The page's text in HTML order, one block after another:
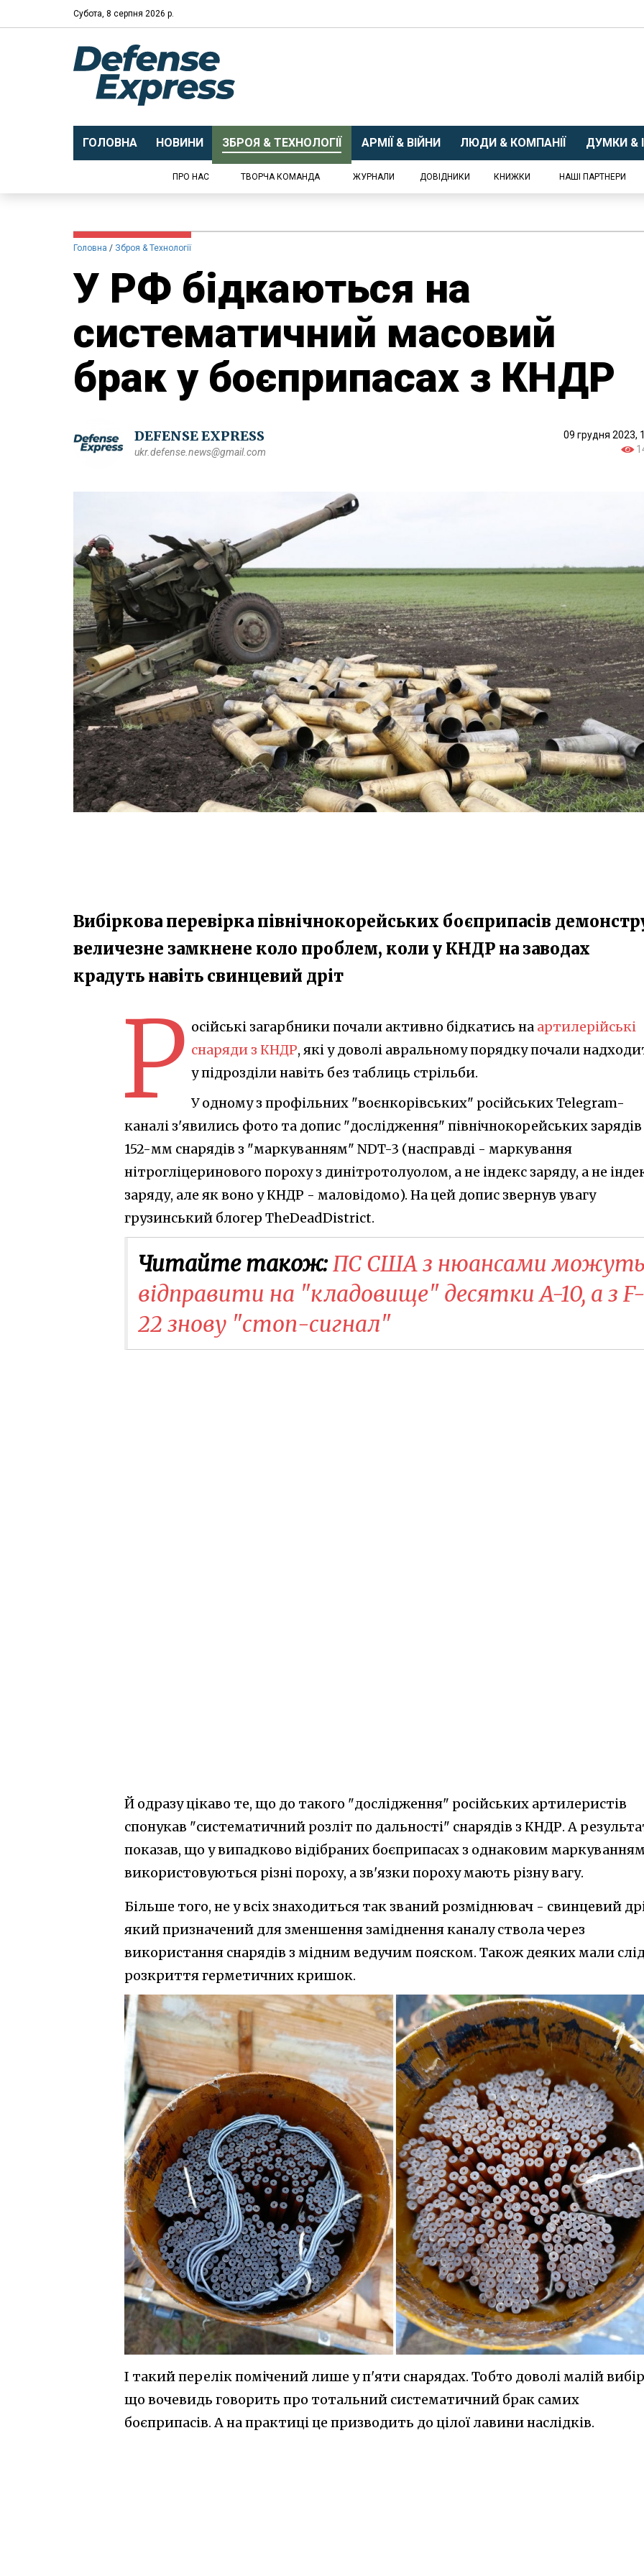
Субота, 8 серпня 2026 р.
ГОЛОВНА НОВИНИ ЗБРОЯ & ТЕХНОЛОГІЇ АРМІЇ & ВІЙНИ ЛЮДИ & КОМПАНІЇ ДУМКИ &
ПРО НАС ТВОРЧА КОМАНДА ЖУРНАЛИ ДОВІДНИКИ КНИЖКИ НАШІ ПАРТНЕРИ
Головна Зброя & Технології
У РФ бідкаються на
систематичний масовий
брак у боєприпасах з КНДР
DEFENSE EXPRESS
ukr.defense.news@gmail.com
09 грудня 2023,
Вибіркова перевірка північнокорейських боєприпасів
величезне замкнене коло проблем, коли у КНДР на заводах
крадуть навіть свинцевий дріт
Р осійські загарбники почали активно бідкатись на артилерійські
снаряди з КНДР, які у доволі авральному порядку почали
у підрозділи навіть без таблиць стрільби.
У одному з профільних "воєнкорівських" російських Telegram-
каналі з'явились фото та допис "дослідження" північнокорейських
152-мм снарядів з "маркуванням" NDT-3 (насправді - маркування
нітрогліцеринового пороху з динітротолуолом, а не індекс заряду, а не
заряду, але як воно у КНДР - маловідомо). На цей допис звернув увагу
грузинський блогер TheDeadDistrict.
Читайте також:ПС США з нюансами
відправити на "кладовище" десятки A-10, а з F-
22 знову "стоп-сигнал"
Й одразу цікаво те, що до такого "дослідження" російських артилеристів
спонукав "систематичний розліт по дальності" снарядів з КНДР. А
показав, що у випадково відібраних боєприпасах з однаковим
використовуються різні пороху, а зв'язки пороху мають різну вагу.
Більше того, не у всіх знаходиться так званий розміднювач - свинцевий
який призначений для зменшення заміднення каналу ствола через
використання снарядів з мідним ведучим пояском. Також деяких мали
розкриття герметичних кришок.
І такий перелік помічений лише у п'яти снарядах. Тобто доволі малій
що вочевидь говорить про тотальний систематичний брак самих
боєприпасів. А на практиці це призводить до цілої лавини наслідків.